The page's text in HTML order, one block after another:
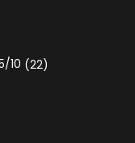
10 (22)